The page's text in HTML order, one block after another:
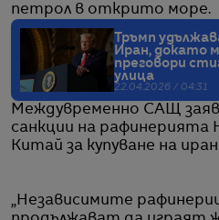
петрол в открито море.
Тръмп
Иран, докато
преговори
улица
22.04.2026 / 04:31
Междувременно САЩ
санкции на рафинерията
Китай за купуване на
„Независимите